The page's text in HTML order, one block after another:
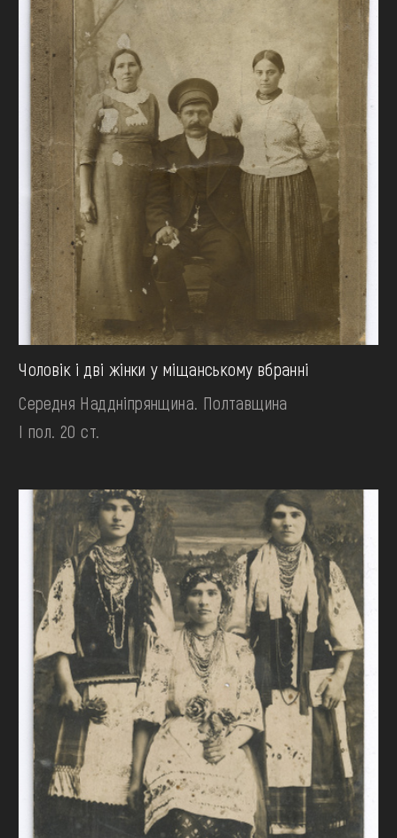
Чоловік і дві жінки у міщанському вбранні
Середня Наддніпрянщина. Полтавщина
І пол. 20 ст.